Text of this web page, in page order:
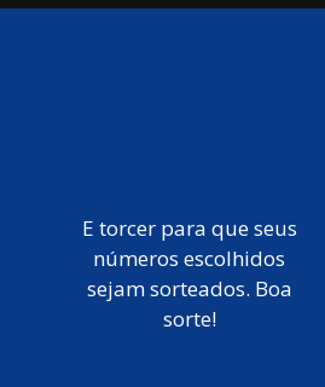
E torcer para que seus
números escolhidos
sejam sorteados. Boa
sorte!